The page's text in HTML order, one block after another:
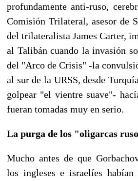
profundamente anti-ruso,
Comisión Trilateral, asesor de
del trilateralista James Carter,
al Talibán cuando la invasión
del "Arco de Crisis" -la
al sur de la URSS, desde
golpear "el vientre suave"-
fueran tomadas muy en serio.
La purga de los "oligarcas
Mucho antes de que
los ingleses e israelíes habían